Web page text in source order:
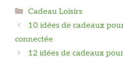
Catégories
Cadeau Loisirs
10 idées de cadeaux
connectée
12 idées de cadeaux